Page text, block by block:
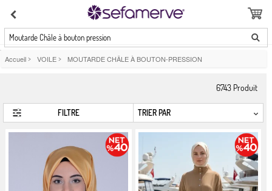
Moutarde Châle à bouton pression
Accueil > VOILE > MOUTARDE CHÂLE À BOUTON-PRESSION
6743 Produit
FILTRE